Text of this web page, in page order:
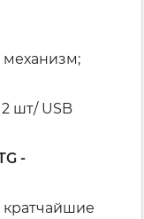
шт/ USB
-